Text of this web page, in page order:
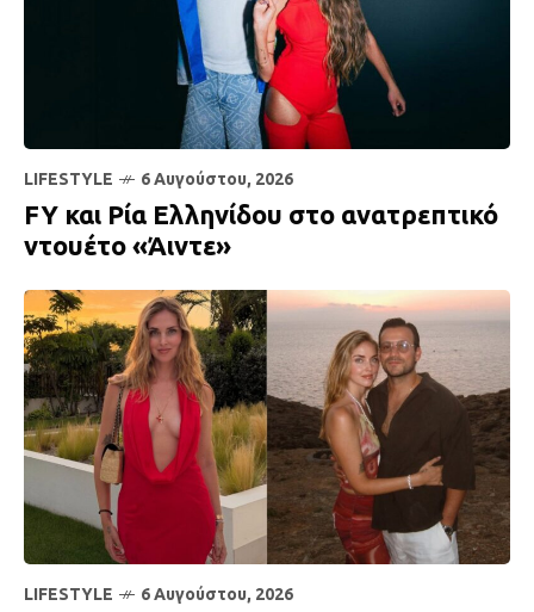
LIFESTYLE 6 Αυγούστου, 2026
FY και Ρία Ελληνίδου στο ανατρεπτικό
ντουέτο «Άιντε»
LIFESTYLE 6 Αυγούστου, 2026